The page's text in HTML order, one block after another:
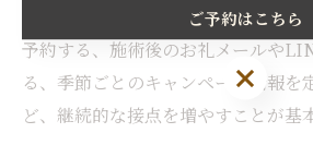
化」が重要です。次回来店日を施術
予約する、施術後のお礼メールや
る、季節ごとのキャンペーン情報を
ど、継続的な接点を増やすことが基
ご予約はこちら
ご予約はこちら